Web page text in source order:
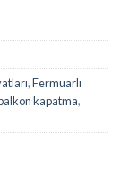
,Fermuarlı
kapatma,